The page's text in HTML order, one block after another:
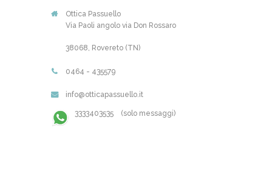
Ottica Passuello
Via Paoli angolo via Don Rossaro
38068, Rovereto (TN)
0464 - 435579
info@otticapassuello.it
3333403535 (solo messaggi)